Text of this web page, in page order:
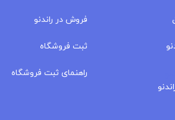
فروش در راندنو
ثبت فروشگاه
راهنمای ثبت فروشگاه